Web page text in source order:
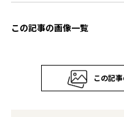
この記事の画像一覧
この記